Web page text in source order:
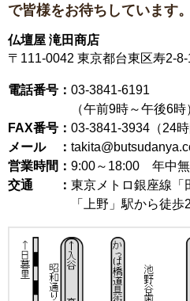
で皆様をお待ちしています。
仏壇屋 滝田商店
〒111-0042 東京都台東区寿2-
電話番号： 03-3841-6191
（午前9時～午後6時
FAX番号： 03-3841-3934（24時
メール ：
営業時間： 9:00～18:00 年中
交通 ： 東京メトロ銀座線「
「上野」駅から徒